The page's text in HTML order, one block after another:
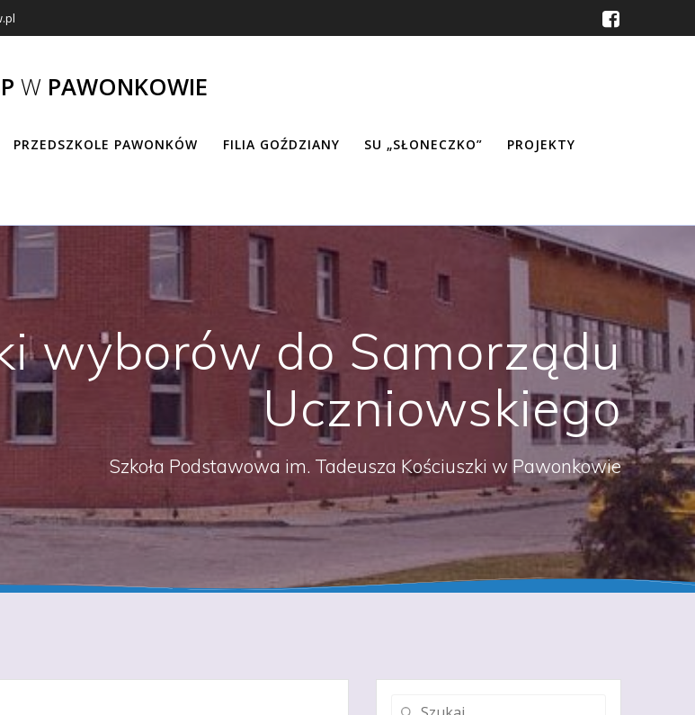
W PAWONKOWIE
PRZEDSZKOLE PAWONKÓW FILIA GOŹDZIANY SU „SŁONECZKO” PROJEKTY
wyborów do Samorządu
Uczniowskiego
Szkoła Podstawowa im. Tadeusza Kościuszki w Pawonkowie
Szukaj: